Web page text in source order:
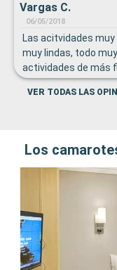
Vargas C.
06/05/2018
Las acitvidades
muy lindas, todo
actividades de más
VER TODAS LAS
Los